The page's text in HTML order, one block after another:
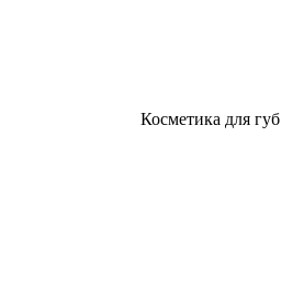
Косметика для губ